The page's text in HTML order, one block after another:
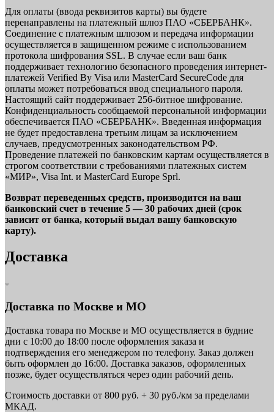
Для оплаты (ввода реквизитов карты) вы будете
перенаправлены на платежный шлюз ПАО «СБЕРБАНК».
Соединение с платежным шлюзом и передача информации
осуществляется в защищенном режиме с использованием
протокола шифрования SSL. В случае если ваш банк
поддерживает технологию безопасного проведения интернет-
платежей Verified By Visa или MasterCard SecureCode для
оплаты может потребоваться ввод специального пароля.
Настоящий сайт поддерживает 256-битное шифрование.
Конфиденциальность сообщаемой персональной информации
обеспечивается ПАО «СБЕРБАНК». Введенная информация
не будет предоставлена третьим лицам за исключением
случаев, предусмотренных законодательством РФ.
Проведение платежей по банковским картам осуществляется в
строгом соответствии с требованиями платежных систем
«МИР», Visa Int. и MasterCard Europe Sprl.
Возврат переведенных средств, производится на ваш
банковский счет в течение 5 — 30 рабочих дней (срок
зависит от банка, который выдал вашу банковскую
карту).
Доставка
Доставка по Москве и МО
Доставка товара по Москве и МО осуществляется в будние
дни с 10:00 до 18:00 после оформления заказа и
подтверждения его менеджером по телефону. Заказ должен
быть оформлен до 16:00. Доставка заказов, оформленных
позже, будет осуществляться через один рабочий день.
Стоимость доставки от 800 руб. + 30 руб./км за пределами
МКАД.